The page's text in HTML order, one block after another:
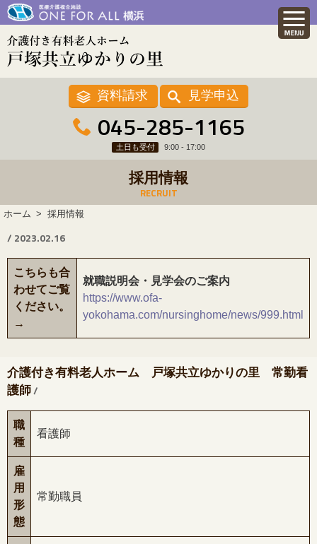
資料請求 見学申込
045-285-1165
土日も受付 9:00 - 17:00
採用情報
RECRUIT
ホーム 採用情報
/ 2023.02.16
こちらも合
わせてご覧
ください。
→
就職説明会・見学会のご案内
https://www.ofa-
yokohama.com/nursinghome/news/999.html
介護付き有料老人ホーム 戸塚共立ゆかりの里 常勤看
護師/
職
種
看護師
雇
用
形
態
常勤職員